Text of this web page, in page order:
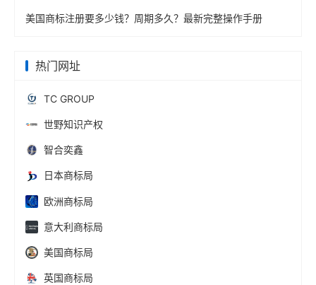
美国商标注册要多少钱？周期多久？最新完整操作手册
热门网址
TC GROUP
世野知识产权
智合奕鑫
日本商标局
欧洲商标局
意大利商标局
美国商标局
英国商标局